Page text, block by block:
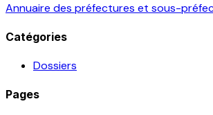
Annuaire des préfectures et sous-
Catégories
Dossiers
Pages